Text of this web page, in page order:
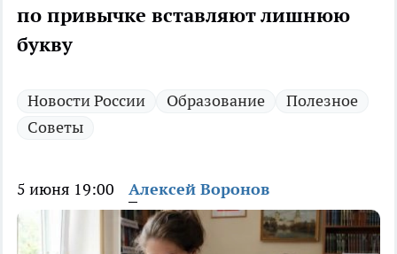
по привычке вставляют лишнюю
букву
Новости России Образование
Полезное
Советы
5 июня 19:00 Алексей Воронов